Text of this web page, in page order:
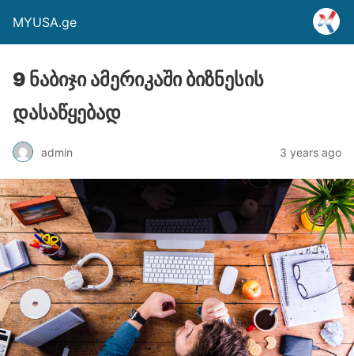
MYUSA.ge
9 ნაბიჯი ამერიკაში ბიზნესის
დასაწყებად
admin 3 years ago